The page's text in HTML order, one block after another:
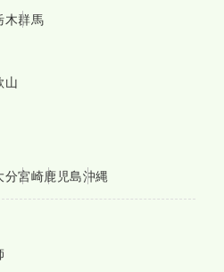
木群馬
山
分宮崎鹿児島沖縄